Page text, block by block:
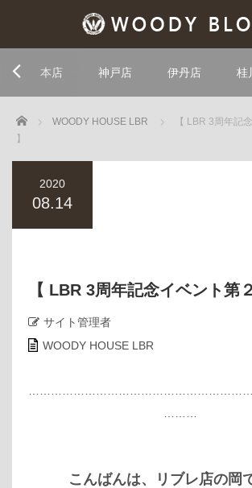
本店 神戸店 伊丹店 桂
Home WOODY HOUSE LBR
【 LBR 3周年記
】
2020
08.14
【 LBR 3周年記念イベント第
サイト管理者
WOODY HOUSE LBR
こんばんは、リブレ店の岡